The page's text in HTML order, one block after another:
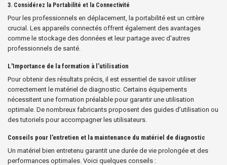
3. Considérez la Portabilité et la Connectivité
Pour les professionnels en déplacement, la portabilité est un critère
crucial. Les appareils connectés offrent également des avantages
comme le stockage des données et leur partage avec d'autres
professionnels de santé.
L'Importance de la formation à l’utilisation
Pour obtenir des résultats précis, il est essentiel de savoir utiliser
correctement le matériel de diagnostic. Certains équipements
nécessitent une formation préalable pour garantir une utilisation
optimale. De nombreux fabricants proposent des guides d’utilisation ou
des tutoriels pour accompagner les utilisateurs.
Conseils pour l’entretien et la maintenance du matériel de diagnostic
Un matériel bien entretenu garantit une durée de vie prolongée et des
performances optimales. Voici quelques conseils :